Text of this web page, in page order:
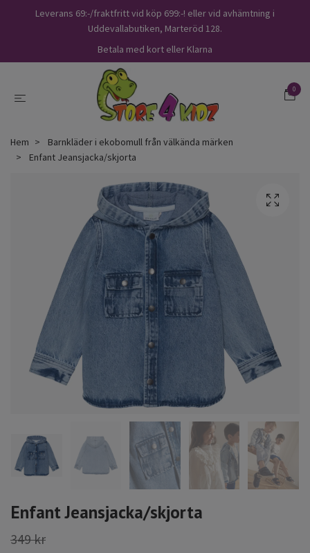
Leverans 69:-/fraktfritt vid köp 699:-! eller vid avhämtning i
Uddevallabutiken, Marteröd 128.
Betala med kort eller Klarna
0
Hem
Barnkläder i ekobomull från välkända märken
Enfant Jeansjacka/skjorta
Enfant Jeansjacka/skjorta
349 kr